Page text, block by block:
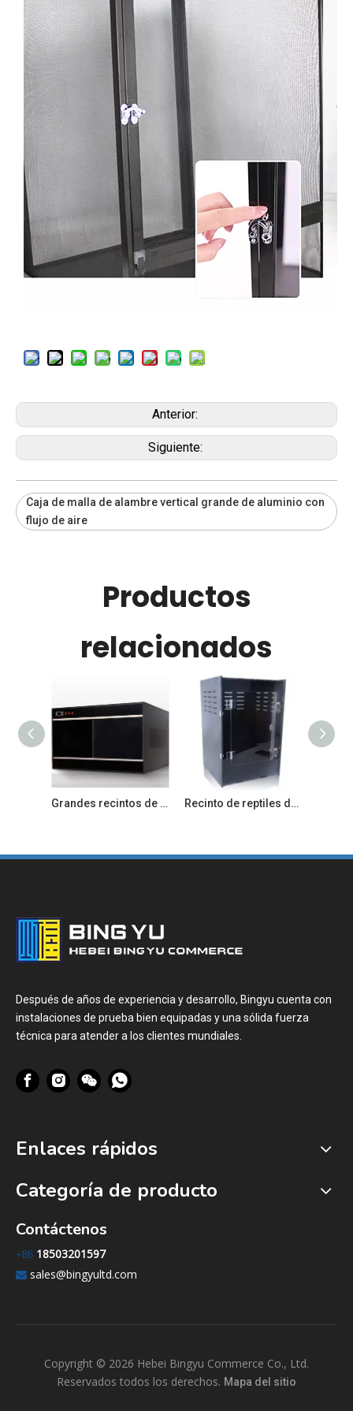
Anterior:
Siguiente:
Caja de malla de alambre vertical grande de aluminio con
flujo de aire
Productos
relacionados
Grandes recintos de reptiles para dragón barbudo lagarto pitón Recinto de reptiles de PVC con apertura frontal para Lizard Gecko
Después de años de experiencia y desarrollo, Bingyu cuenta con
instalaciones de prueba bien equipadas y una sólida fuerza
técnica para atender a los clientes mundiales.
Enlaces rápidos
Categoría de producto
Contáctenos
+86 18503201597
 sales@bingyultd.com
Copyright © 2026 Hebei Bingyu Commerce Co., Ltd.
Reservados todos los derechos. Mapa del sitio